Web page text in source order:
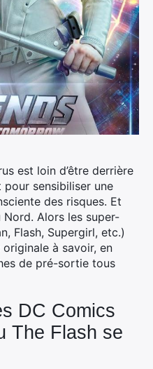
est loin d’être derrière
sensibiliser une
des risques. Et
Alors les super-
Flash, Supergirl, etc.)
originale à savoir, en
de pré-sortie tous
DC Comics
The Flash se